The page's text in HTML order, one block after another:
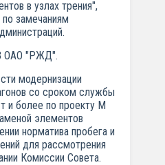
в узлах трения",
замечаниям
ОАО "РЖД".
модернизации
со сроком службы
и более по проекту М
элементов
норматива пробега и
для рассмотрения
Комиссии Совета.